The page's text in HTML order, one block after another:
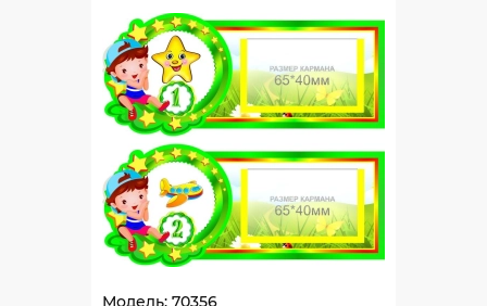
Модель: 70356